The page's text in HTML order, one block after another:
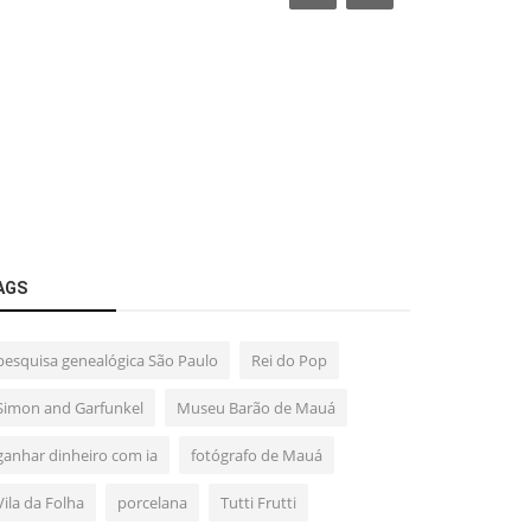
genealógica São Paulo Rei do Pop
and Garfunkel Museu Barão de Mauá
dinheiro com ia fotógrafo de Mauá
da Folha porcelana Tutti Frutti